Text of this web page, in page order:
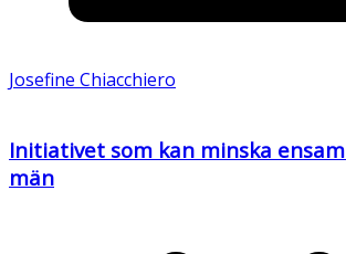
Josefine Chiacchiero
Initiativet som kan minska
män